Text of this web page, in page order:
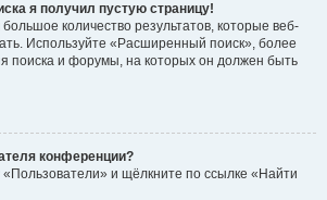
я получил пустую страницу!
количество результатов, которые веб-
Используйте «Расширенный поиск», более
поиска и форумы, на которых он должен быть
конференции?
и щёлкните по ссылке «Найти